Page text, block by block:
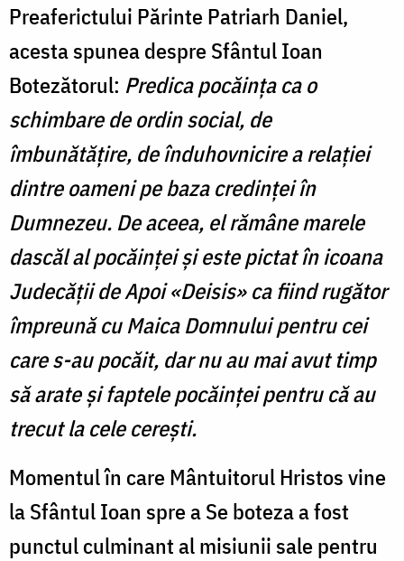
Preaferictului Părinte Patriarh Daniel,
acesta spunea despre Sfântul Ioan
Botezătorul: Predica pocăinţa ca o
schimbare de ordin social, de
îmbunătăţire, de înduhovnicire a relaţiei
dintre oameni pe baza credinţei în
Dumnezeu. De aceea, el rămâne marele
dascăl al pocăinţei şi este pictat în icoana
Judecăţii de Apoi «Deisis» ca fiind rugător
împreună cu Maica Domnului pentru cei
care s-au pocăit, dar nu au mai avut timp
să arate şi faptele pocăinţei pentru că au
trecut la cele cereşti.
Momentul în care Mântuitorul Hristos vine
la Sfântul Ioan spre a Se boteza a fost
punctul culminant al misiunii sale pentru